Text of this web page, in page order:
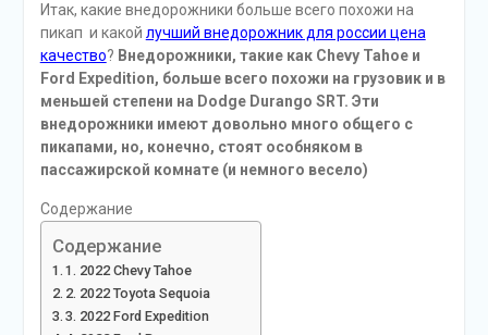
Итак, какие внедорожники больше всего похожи на
пикап и какой лучший внедорожник для россии цена
качество? Внедорожники, такие как Chevy Tahoe и
Ford Expedition, больше всего похожи на грузовик и в
меньшей степени на Dodge Durango SRT. Эти
внедорожники имеют довольно много общего с
пикапами, но, конечно, стоят особняком в
пассажирской комнате (и немного весело)
Содержание
Содержание
1. 2022 Chevy Tahoe
2. 2022 Toyota Sequoia
3. 2022 Ford Expedition